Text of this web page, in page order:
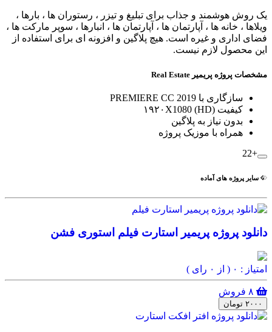
یک روش هوشمند و جذاب برای تبلیغ و تیزر ، رستوران ها ، بارها ،
ویلاها ، خانه ها ، آپارتمان ها ، آپارتمان ها ، انبارها ، سوپر مارکت ها ،
فضای اداری و غیره است. هیچ پلاگین و افزونه ای برای استفاده از
این محصول لازم نیست.
مشخصات پروژه پریمیر Real Estate
سازگاری با PREMIERE CC 2019
کیفیت (۱۹۲۰X1080 (HD
بدون نیاز به پلاگین
همراه با موزیک پروژه
+22
سایر پروژه های آماده
دانلود پروژه پریمیر استارت فیلم استوری فشن
امتیاز : ۰ ( از ۰ رای )
۲۰۰۰ تومان